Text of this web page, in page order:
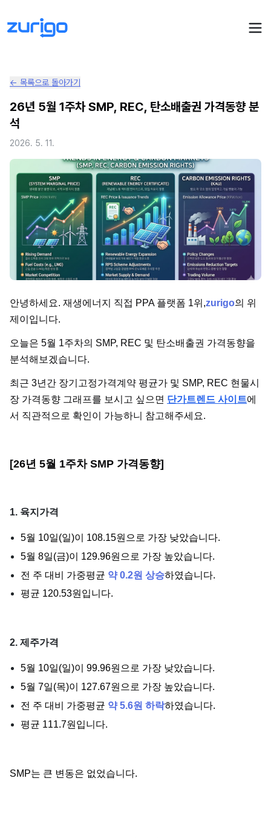
PPA 계약
발전소 PPA 계산
PPA 매칭
PPA 모니터링
PPA 파트너스
전기요금 시뮬레이션 NEW
PPA 매뉴얼
PPA FAQ
AI 컨설턴트 UPDATED
PPA 플레이
인사이트
성공사례
에너지브리핑
단가
회사소개
← 목록으로 돌아가기
26년 5월 1주차 SMP, REC, 탄소배출권 가격동향 분
석
2026. 5. 11.
안녕하세요. 재생에너지 직접 PPA 플랫폼 1위,zurigo의 위
제이입니다.
오늘은 5월 1주차의 SMP, REC 및 탄소배출권 가격동향을
분석해보겠습니다.
최근 3년간 장기고정가격계약 평균가 및 SMP, REC 현물시
장 가격동향 그래프를 보시고 싶으면 단가트렌드 사이트에
서 직관적으로 확인이 가능하니 참고해주세요.
[26년 5월 1주차 SMP 가격동향]
1. 육지가격
5월 10일(일)이 108.15원으로 가장 낮았습니다.
5월 8일(금)이 129.96원으로 가장 높았습니다.
전 주 대비 가중평균 약 0.2원 상승하였습니다.
평균 120.53원입니다.
2. 제주가격
5월 10일(일)이 99.96원으로 가장 낮았습니다.
5월 7일(목)이 127.67원으로 가장 높았습니다.
전 주 대비 가중평균 약 5.6원 하락하였습니다.
평균 111.7원입니다.
SMP는 큰 변동은 없었습니다.